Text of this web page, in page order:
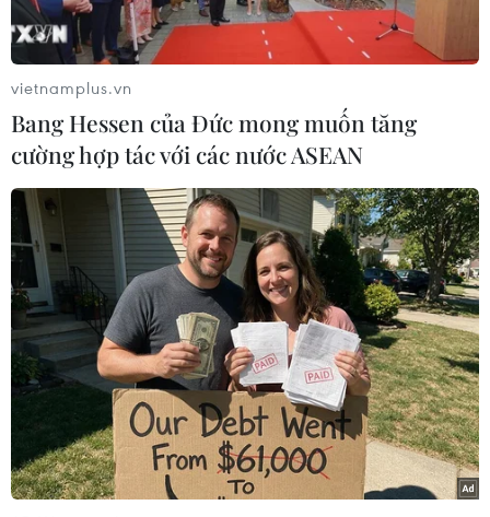
động tăng cường ứng dụng công nghệ hiện đại,
đặc biệt là hệ thống camera “mắt thần” và
flycam tầm nhiệt để phát hiện sớm, phản ứng
nhanh với các tình huống cháy rừng, quyết tâm
bảo vệ lá phổi xanh của khu vực.
cháy rừng tỉnh Cà Mau, tính đến trung tuần
tháng 5/2026, tổng diện tích rừng khô hạn có
nguy cơ xảy ra cháy trên địa bàn tỉnh đã lên tới
hơn 50.500ha. Trong đó, mức độ rủi ro đang ở
mức báo động khi diện tích dự báo cháy cấp III
(cấp cao) là 11.700ha, cấp IV (cấp nguy hiểm) là
11.600ha và đặc biệt cấp V (cấp cực kỳ nguy
hiểm) đã lên đến 27.100ha.
Diện tích rừng có nguy cơ cháy cao tập trung tại
các đơn vị trọng điểm như Công ty Trách nhiệm
vietnamplus.vn
Bang Hessen của Đức mong muốn tăng
cường hợp tác với các nước ASEAN